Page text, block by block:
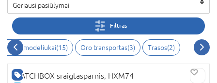
Geriausi pasiūlymai
Filtras
ir modeliukai(15) Oro transportas(3) Trasos(2)
GERA KAINA
MATCHBOX sraigtasparnis, HXM74